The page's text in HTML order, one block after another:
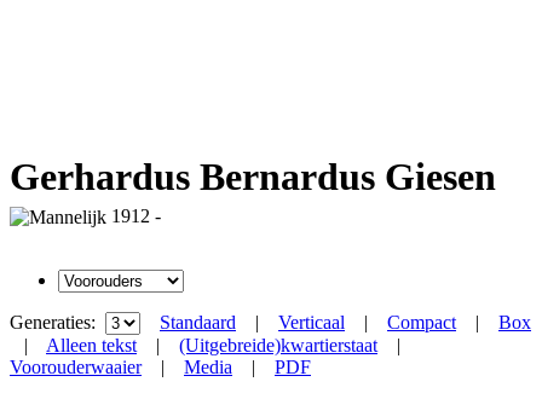
Gerhardus Bernardus Giesen
1912 -
Generaties: Standaard | Verticaal | Compact| Box
| Alleen tekst| (Uitgebreide)kwartierstaat|
Voorouderwaaier| Media | PDF